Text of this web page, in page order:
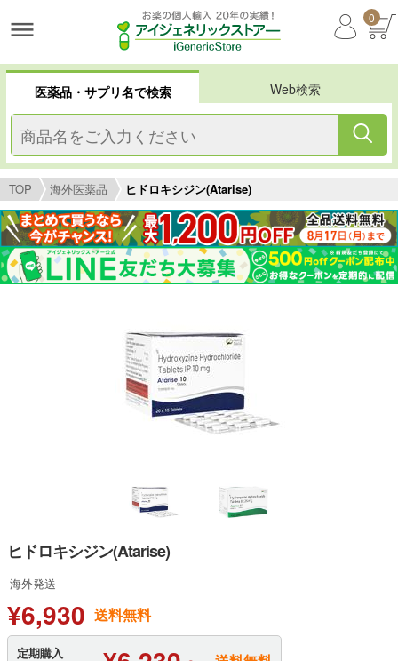
0
医薬品・サプリ名で検索 Web検索
TOP 海外医薬品 ヒドロキシジン(Atarise)
ヒドロキシジン(Atarise)
海外発送
¥6,930 送料無料
定期購入